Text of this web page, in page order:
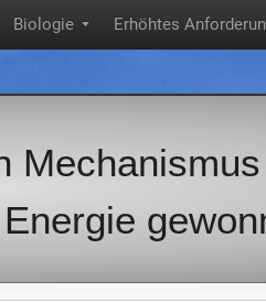
Biologie ▼ Erhöhtes